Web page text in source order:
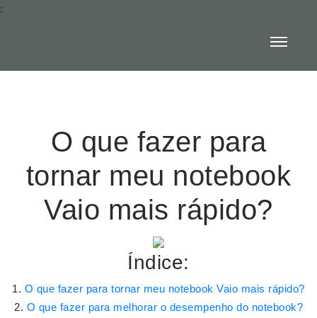
:
O que fazer para
tornar meu notebook
Vaio mais rápido?
Índice:
O que fazer para tornar meu notebook Vaio mais rápido?
O que fazer para melhorar o desempenho do notebook?